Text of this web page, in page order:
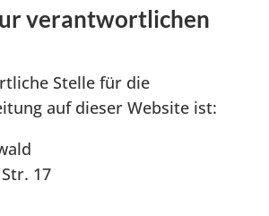
verantwortlichen
Stelle für die
auf dieser Website ist:
17